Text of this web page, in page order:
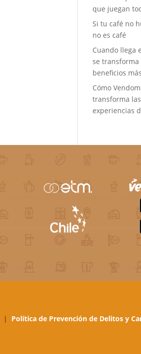
que juegan
Si tu café no
no es café
Cuando llega
se transforma
beneficios
Cómo
transforma
experiencias
| Política de Prevención de Delitos y